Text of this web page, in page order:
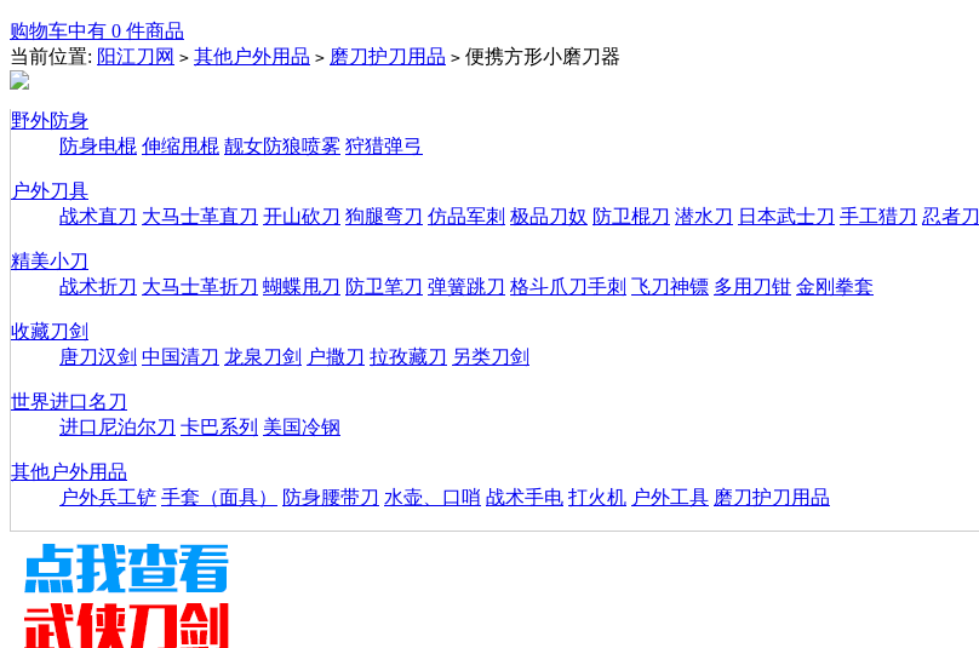
购物车中有 0 件商品
当前位置: 阳江刀网 > 其他户外用品 > 磨刀护刀用品 > 便携方形小磨刀器
野外防身
防身电棍 伸缩甩棍 靓女防狼喷雾 狩猎弹弓
户外刀具
战术直刀 大马士革直刀 开山砍刀 狗腿弯刀 仿品军刺 极品刀奴 防卫棍刀 潜水刀 日本武士刀 手工猎刀 忍者刀
精美小刀
战术折刀 大马士革折刀 蝴蝶甩刀 防卫笔刀 弹簧跳刀 格斗爪刀手刺 飞刀神镖 多用刀钳 金刚拳套
收藏刀剑
唐刀汉剑 中国清刀 龙泉刀剑 户撒刀 拉孜藏刀 另类刀剑
世界进口名刀
进口尼泊尔刀 卡巴系列 美国冷钢
其他户外用品
户外兵工铲 手套（面具） 防身腰带刀 水壶、口哨 战术手电 打火机 户外工具 磨刀护刀用品